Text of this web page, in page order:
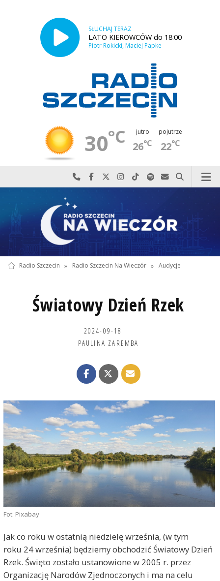
SŁUCHAJ TERAZ
LATO KIEROWCÓW do 18:00
Piotr Rokicki, Maciej Papke
30°C jutro
26°C
pojutrze
22°C
Najlepiej po prostu do nas zadzwoń
Odwiedź nas na Facebook-u
Odwiedź nas na X
Odwiedź nas na Instagram-ie
Odwiedź nas na TikTok-u
Szukaj nas na Spotify
Wyślij do nas
Szukaj
Radio Szczecin » Radio Szczecin Na Wieczór » Audycje
Światowy Dzień Rzek
2024-09-18
PAULINA ZAREMBA
Fot. Pixabay
Jak co roku w ostatnią niedzielę września, (w tym
roku 24 września) będziemy obchodzić Światowy Dzień
Rzek. Święto zostało ustanowione w 2005 r. przez
Organizację Narodów Zjednoczonych i ma na celu